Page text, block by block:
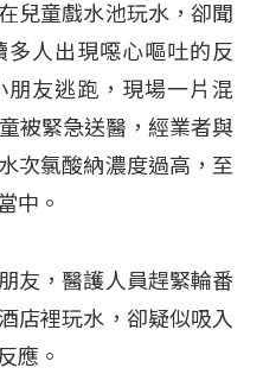
兒童戲水池玩水，卻聞
人出現噁心嘔吐的反
友逃跑，現場一片混
被緊急送醫，經業者與
次氯酸納濃度過高，至
中。
友，醫護人員趕緊輪番
店裡玩水，卻疑似吸入
應。